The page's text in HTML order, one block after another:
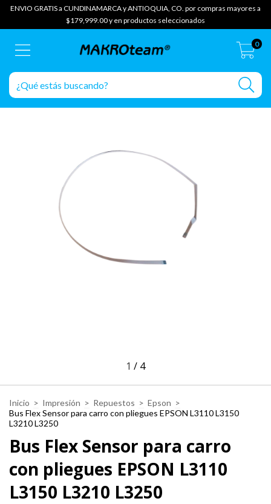
ENVIO GRATIS a CUNDINAMARCA y ANTIOQUIA, CO. por compras mayores a
$179,999.00 y en productos seleccionados
0
1 / 4
Inicio > Impresión > Repuestos > Epson >
Bus Flex Sensor para carro con pliegues EPSON L3110 L3150
L3210 L3250
Bus Flex Sensor para carro
con pliegues EPSON L3110
L3150 L3210 L3250